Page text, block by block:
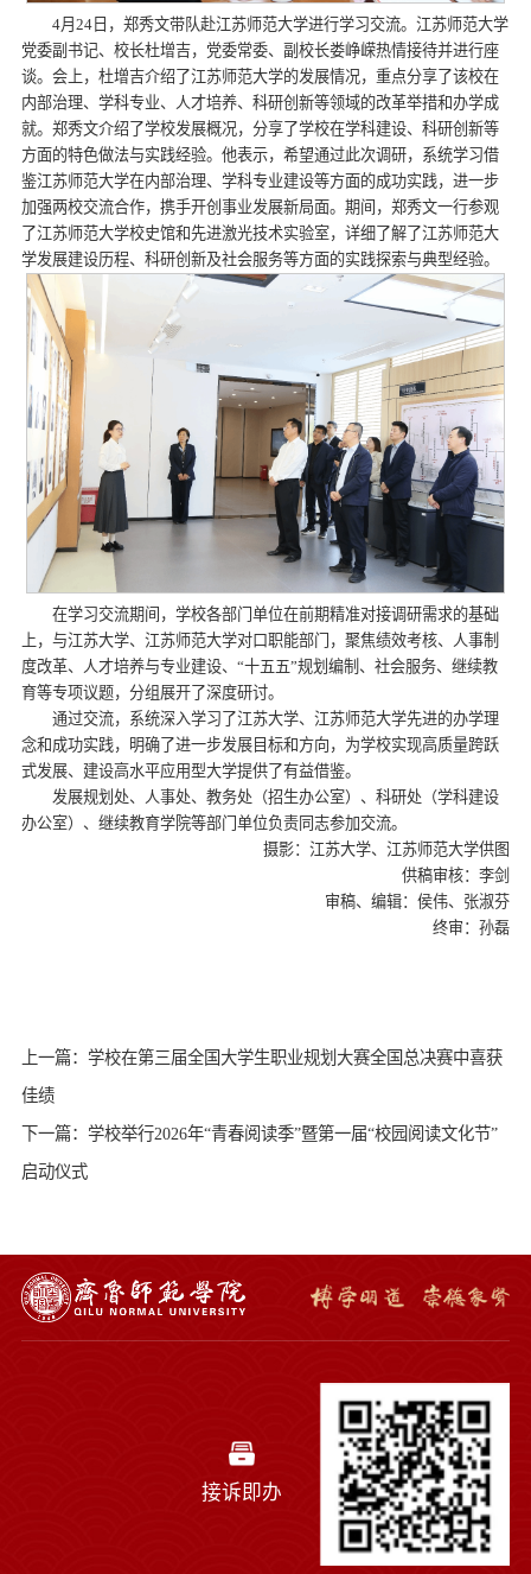
4月24日，郑秀文带队赴江苏师范大学进行学习交流。江苏师范大学
党委副书记、校长杜增吉，党委常委、副校长娄峥嵘热情接待并进行座
谈。会上，杜增吉介绍了江苏师范大学的发展情况，重点分享了该校在
内部治理、学科专业、人才培养、科研创新等领域的改革举措和办学成
就。郑秀文介绍了学校发展概况，分享了学校在学科建设、科研创新等
方面的特色做法与实践经验。他表示，希望通过此次调研，系统学习借
鉴江苏师范大学在内部治理、学科专业建设等方面的成功实践，进一步
加强两校交流合作，携手开创事业发展新局面。期间，郑秀文一行参观
了江苏师范大学校史馆和先进激光技术实验室，详细了解了江苏师范大
学发展建设历程、科研创新及社会服务等方面的实践探索与典型经验。
在学习交流期间，学校各部门单位在前期精准对接调研需求的基础
上，与江苏大学、江苏师范大学对口职能部门，聚焦绩效考核、人事制
度改革、人才培养与专业建设、“十五五”规划编制、社会服务、继续教
育等专项议题，分组展开了深度研讨。
通过交流，系统深入学习了江苏大学、江苏师范大学先进的办学理
念和成功实践，明确了进一步发展目标和方向，为学校实现高质量跨跃
式发展、建设高水平应用型大学提供了有益借鉴。
发展规划处、人事处、教务处（招生办公室）、科研处（学科建设
办公室）、继续教育学院等部门单位负责同志参加交流。
摄影：江苏大学、江苏师范大学供图
供稿审核：李剑
审稿、编辑：侯伟、张淑芬
终审：孙磊
上一篇：学校在第三届全国大学生职业规划大赛全国总决赛中喜获
佳绩
下一篇：学校举行2026年“青春阅读季”暨第一届“校园阅读文化节”
启动仪式
接诉即办